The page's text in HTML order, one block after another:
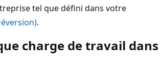
tel que défini dans votre
.
charge de travail dans